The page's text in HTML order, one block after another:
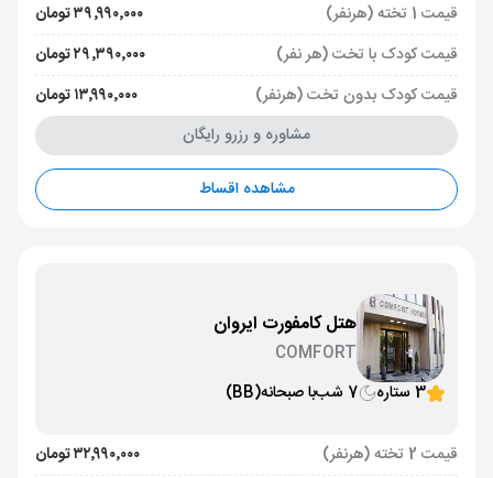
قیمت 1 تخته (هرنفر)
۳۹٬۹۹۰٬۰۰۰ تومان
قیمت کودک با تخت (هر نفر)
۲۹٬۳۹۰٬۰۰۰ تومان
قیمت کودک بدون تخت (هرنفر)
۱۳٬۹۹۰٬۰۰۰ تومان
مشاوره و رزرو رایگان
مشاهده اقساط
هتل کامفورت ایروان
COMFORT
3 ستاره
7 شب با صبحانه(BB)
قیمت 2 تخته (هرنفر)
۳۲٬۹۹۰٬۰۰۰ تومان